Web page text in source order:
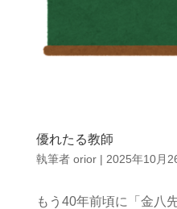
優れたる教師
執筆者 orior| 2025年10月
もう40年前頃に「金八